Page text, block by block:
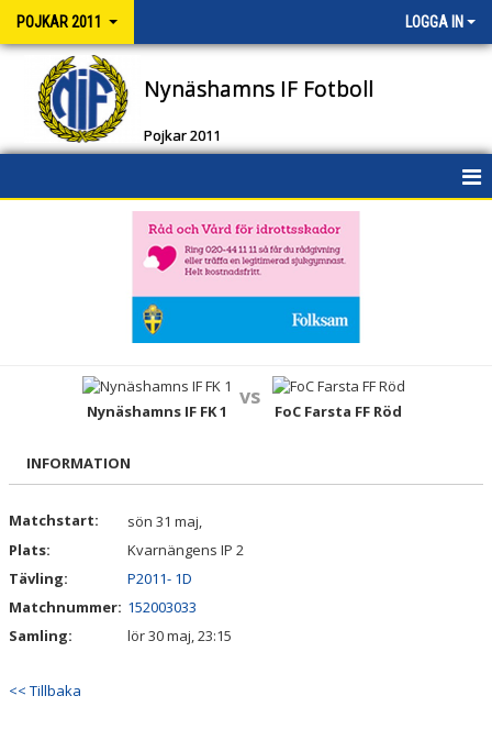
POJKAR 2011 LOGGA IN
Nynäshamns IF Fotboll
Pojkar 2011
TRUPPEN
KALENDER
Nynäshamns IF FK 1
vs
FoC Farsta FF Röd
INFORMATION
Matchstart:
sön 31 maj,
Plats:
Kvarnängens IP 2
Tävling:
P2011- 1D
Matchnummer: 152003033
Samling:
lör 30 maj, 23:15
<< Tillbaka